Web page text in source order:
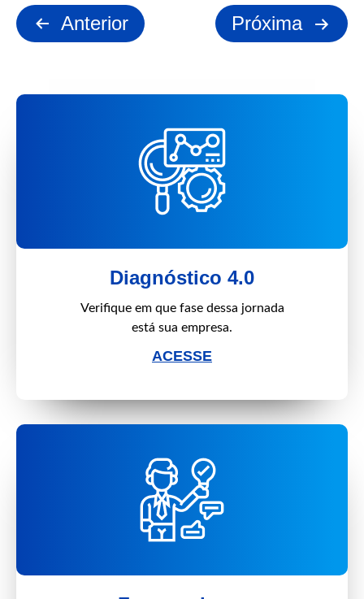
CoE
Wearable
Paginação
posts
Anterior Próxima
Diagnóstico 4.0
Verifique em que fase dessa jornada
está sua empresa.
ACESSE